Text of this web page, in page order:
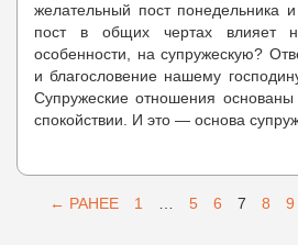
желательный пост понедельника и
пост в общих чертах
особенности, на супружескую?
и благословение нашему
Супружеские отношения
спокойствии. И это — основа
← РАНЕЕ 1 … 5 6 7 8 9